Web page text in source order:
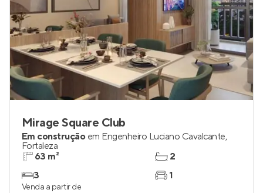
Mirage Square Club
Em construção em Engenheiro Luciano Cavalcante,
Fortaleza
63 m²
3
2
1
Venda a partir de